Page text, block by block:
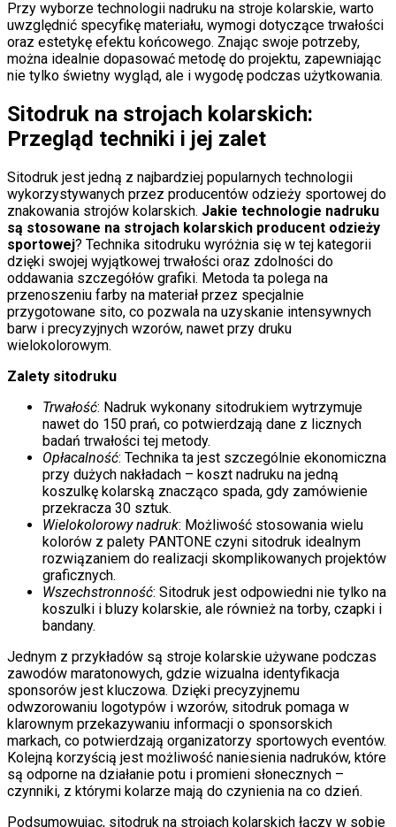
Przy wyborze technologii nadruku na stroje kolarskie, warto
uwzględnić specyfikę materiału, wymogi dotyczące trwałości
oraz estetykę efektu końcowego. Znając swoje potrzeby,
można idealnie dopasować metodę do projektu, zapewniając
nie tylko świetny wygląd, ale i wygodę podczas użytkowania.
Sitodruk na strojach kolarskich:
Przegląd techniki i jej zalet
Sitodruk jest jedną z najbardziej popularnych technologii
wykorzystywanych przez producentów odzieży sportowej do
znakowania strojów kolarskich. Jakie technologie nadruku
są stosowane na strojach kolarskich producent odzieży
sportowej? Technika sitodruku wyróżnia się w tej kategorii
dzięki swojej wyjątkowej trwałości oraz zdolności do
oddawania szczegółów grafiki. Metoda ta polega na
przenoszeniu farby na materiał przez specjalnie
przygotowane sito, co pozwala na uzyskanie intensywnych
barw i precyzyjnych wzorów, nawet przy druku
wielokolorowym.
Zalety sitodruku
Trwałość: Nadruk wykonany sitodrukiem wytrzymuje
nawet do 150 prań, co potwierdzają dane z licznych
badań trwałości tej metody.
Opłacalność: Technika ta jest szczególnie ekonomiczna
przy dużych nakładach – koszt nadruku na jedną
koszulkę kolarską znacząco spada, gdy zamówienie
przekracza 30 sztuk.
Wielokolorowy nadruk: Możliwość stosowania wielu
kolorów z palety PANTONE czyni sitodruk idealnym
rozwiązaniem do realizacji skomplikowanych projektów
graficznych.
Wszechstronność: Sitodruk jest odpowiedni nie tylko na
koszulki i bluzy kolarskie, ale również na torby, czapki i
bandany.
Jednym z przykładów są stroje kolarskie używane podczas
zawodów maratonowych, gdzie wizualna identyfikacja
sponsorów jest kluczowa. Dzięki precyzyjnemu
odwzorowaniu logotypów i wzorów, sitodruk pomaga w
klarownym przekazywaniu informacji o sponsorskich
markach, co potwierdzają organizatorzy sportowych eventów.
Kolejną korzyścią jest możliwość naniesienia nadruków, które
są odporne na działanie potu i promieni słonecznych –
czynniki, z którymi kolarze mają do czynienia na co dzień.
Podsumowując, sitodruk na strojach kolarskich łączy w sobie